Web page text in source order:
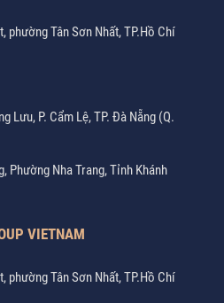
phường Tân Sơn Nhất, TP.Hồ Chí
Lưu, P. Cẩm Lệ, TP. Đà Nẵng (Q.
Phường Nha Trang, Tỉnh Khánh
VIETNAM
phường Tân Sơn Nhất, TP.Hồ Chí